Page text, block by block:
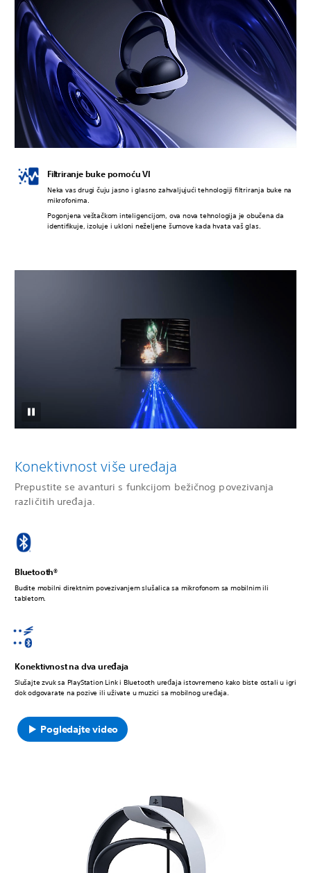
Filtriranje buke pomoću VI
Neka vas drugi čuju jasno i glasno zahvaljujući tehnologiji filtriranja buke na
mikrofonima.
Pogonjena veštačkom inteligencijom, ova nova tehnologija je obučena da
identifikuje, izoluje i ukloni neželjene šumove kada hvata vaš glas.
Konektivnost više uređaja
Prepustite se avanturi s funkcijom bežičnog povezivanja
različitih uređaja.
Bluetooth®
Budite mobilni direktnim povezivanjem slušalica sa mikrofonom sa mobilnim ili
tabletom.
Konektivnost na dva uređaja
Slušajte zvuk sa PlayStation Link i Bluetooth uređaja istovremeno kako biste ostali u igri
dok odgovarate na pozive ili uživate u muzici sa mobilnog uređaja.
Pogledajte video